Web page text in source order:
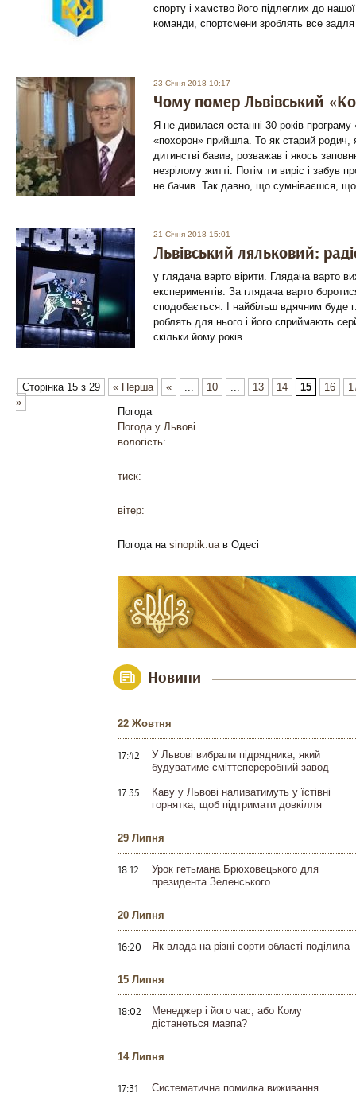
спорту і хамство його підлеглих до
команди, спортсмени зроблять все задля
23 Січня 2018 10:17
Чому помер Львівський
Я не дивилася останні 30 років
«похорон» прийшла. То як старий родич,
дитинстві бавив, розважав і якось
незрілому житті. Потім ти виріс і забув
не бачив. Так давно, що сумніваєшся,
21 Січня 2018 15:01
Львівський ляльковий:
у глядача варто вірити. Глядача варто
експериментів. За глядача варто
сподобається. І найбільш вдячним буде
роблять для нього і його сприймають
скільки йому років.
Сторінка 15 з 29 « Перша « ... 10 ... 13 14 15 16
»
Погода
Погода у Львові
вологість:
тиск:
вітер:
Погода на sinoptik.uaв Одесі
Новини
22 Жовтня
17:42
У Львові вибрали підрядника, який
будуватиме сміттєпереробний завод
17:35
Каву у Львові наливатимуть у їстівні
горнятка, щоб підтримати довкілля
29 Липня
18:12
Урок гетьмана Брюховецького для
президента Зеленського
20 Липня
16:20 Як влада на різні сорти області поділила
15 Липня
18:02
Менеджер і його час, або Кому
дістанеться мавпа?
14 Липня
17:31 Систематична помилка виживання